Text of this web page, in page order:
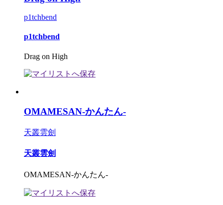
p1tchbend
p1tchbend
Drag on High
OMAMESAN-かんたん-
天叢雲劍
天叢雲劍
OMAMESAN-かんたん-